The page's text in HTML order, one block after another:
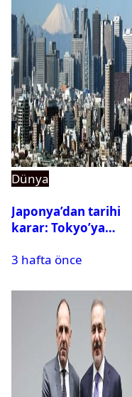
Dünya
Japonya’dan tarihi
karar: Tokyo’ya
geliyor
3 hafta önce